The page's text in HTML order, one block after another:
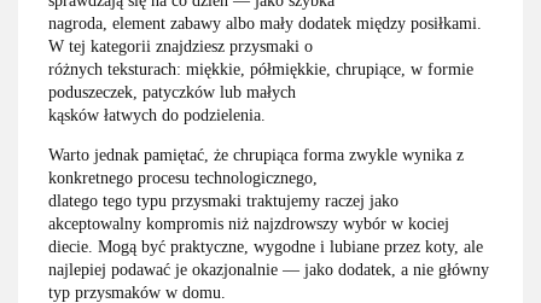
nagroda, element zabawy albo mały dodatek między posiłkami.
W tej kategorii znajdziesz przysmaki o
różnych teksturach: miękkie, półmiękkie, chrupiące, w formie
poduszeczek, patyczków lub małych
kąsków łatwych do podzielenia.
Warto jednak pamiętać, że chrupiąca forma zwykle wynika z
konkretnego procesu technologicznego,
dlatego tego typu przysmaki traktujemy raczej jako
akceptowalny kompromis niż najzdrowszy wybór w kociej
diecie. Mogą być praktyczne, wygodne i lubiane przez koty, ale
najlepiej podawać je okazjonalnie — jako dodatek, a nie główny
typ przysmaków w domu.